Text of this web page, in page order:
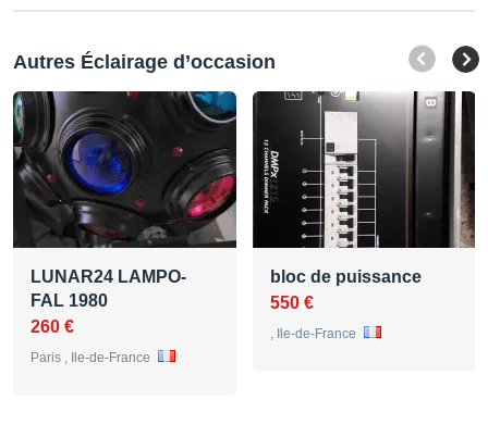
Autres Éclairage d’occasion
LUNAR24 LAMPO-
FAL 1980
260 €
Paris , Ile-de-France
bloc de puissance
550 €
, Ile-de-France